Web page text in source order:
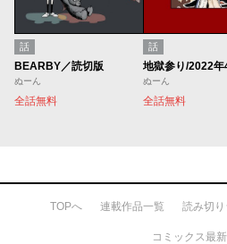
話
BEARBY／読切版
ぬーん
全話無料
話
ぬーん
全話無料
TOPへ 連載作品一覧 読み切
コミックス最